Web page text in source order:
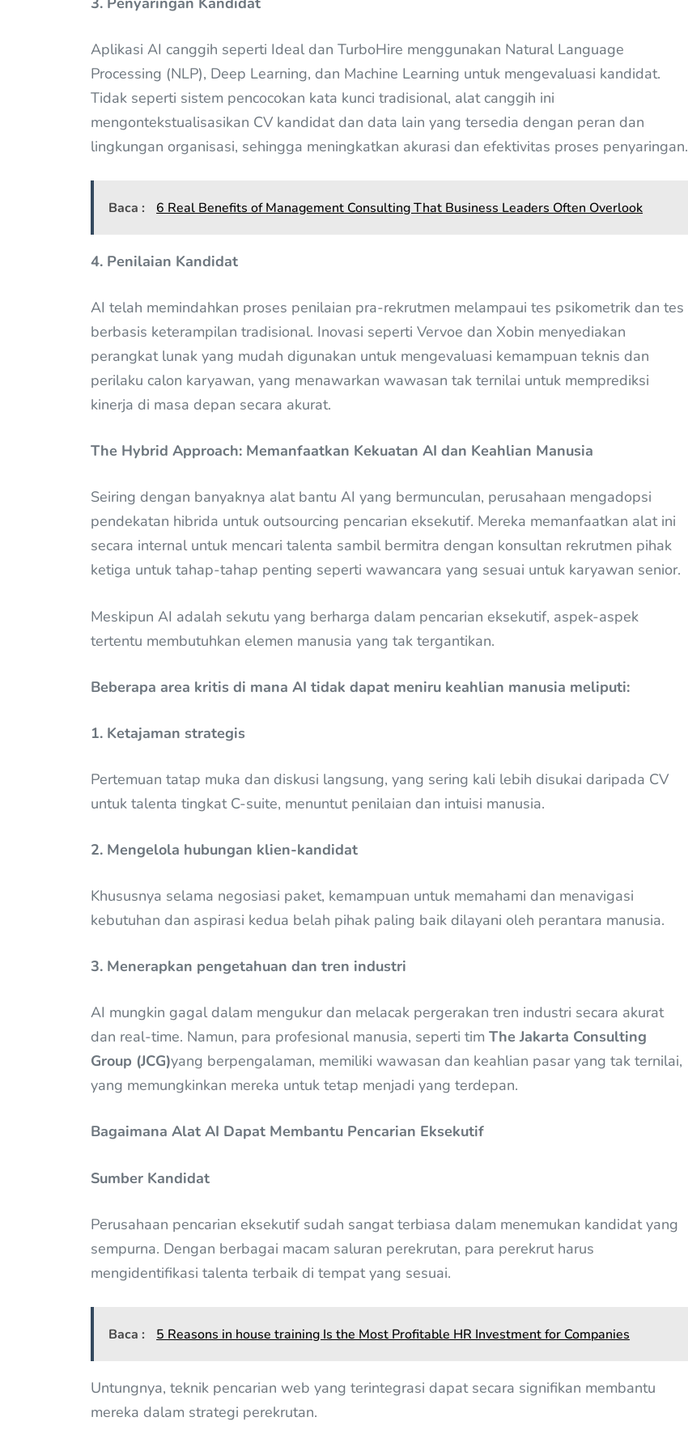
Aplikasi AI canggih seperti Ideal dan TurboHire menggunakan Natural Language
Processing (NLP), Deep Learning, dan Machine Learning untuk mengevaluasi kandidat.
Tidak seperti sistem pencocokan kata kunci tradisional, alat canggih ini
mengontekstualisasikan CV kandidat dan data lain yang tersedia dengan peran dan
lingkungan organisasi, sehingga meningkatkan akurasi dan efektivitas proses penyaringan.
Baca : 6 Real Benefits of Management Consulting That Business Leaders Often Overlook
4. Penilaian Kandidat
AI telah memindahkan proses penilaian pra-rekrutmen melampaui tes psikometrik dan tes
berbasis keterampilan tradisional. Inovasi seperti Vervoe dan Xobin menyediakan
perangkat lunak yang mudah digunakan untuk mengevaluasi kemampuan teknis dan
perilaku calon karyawan, yang menawarkan wawasan tak ternilai untuk memprediksi
kinerja di masa depan secara akurat.
The Hybrid Approach: Memanfaatkan Kekuatan AI dan Keahlian Manusia
Seiring dengan banyaknya alat bantu AI yang bermunculan, perusahaan mengadopsi
pendekatan hibrida untuk outsourcing pencarian eksekutif. Mereka memanfaatkan alat ini
secara internal untuk mencari talenta sambil bermitra dengan konsultan rekrutmen pihak
ketiga untuk tahap-tahap penting seperti wawancara yang sesuai untuk karyawan senior.
Meskipun AI adalah sekutu yang berharga dalam pencarian eksekutif, aspek-aspek
tertentu membutuhkan elemen manusia yang tak tergantikan.
Beberapa area kritis di mana AI tidak dapat meniru keahlian manusia meliputi:
1. Ketajaman strategis
Pertemuan tatap muka dan diskusi langsung, yang sering kali lebih disukai daripada CV
untuk talenta tingkat C-suite, menuntut penilaian dan intuisi manusia.
2. Mengelola hubungan klien-kandidat
Khususnya selama negosiasi paket, kemampuan untuk memahami dan menavigasi
kebutuhan dan aspirasi kedua belah pihak paling baik dilayani oleh perantara manusia.
3. Menerapkan pengetahuan dan tren industri
AI mungkin gagal dalam mengukur dan melacak pergerakan tren industri secara akurat
dan real-time. Namun, para profesional manusia, seperti tim The Jakarta Consulting
Group (JCG)yang berpengalaman, memiliki wawasan dan keahlian pasar yang tak ternilai,
yang memungkinkan mereka untuk tetap menjadi yang terdepan.
Bagaimana Alat AI Dapat Membantu Pencarian Eksekutif
Sumber Kandidat
Perusahaan pencarian eksekutif sudah sangat terbiasa dalam menemukan kandidat yang
sempurna. Dengan berbagai macam saluran perekrutan, para perekrut harus
mengidentifikasi talenta terbaik di tempat yang sesuai.
Baca : 5 Reasons in house training Is the Most Profitable HR Investment for Companies
Untungnya, teknik pencarian web yang terintegrasi dapat secara signifikan membantu
mereka dalam strategi perekrutan.